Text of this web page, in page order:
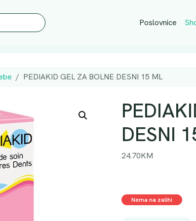
Poslovnice
PEDIAKID GEL ZA BOLNE DESNI 15 ML
DESNI
24.70KM
Nema na zalihi